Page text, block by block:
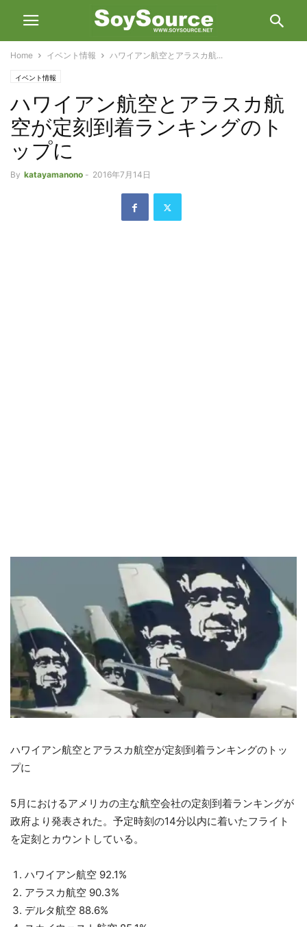
Home イベント情報 ハワイアン航空とアラスカ航...
イベント情報
ハワイアン航空とアラスカ航
空が定刻到着ランキングのト
ップに
By katayamanono - 2016年7月14日
ハワイアン航空とアラスカ航空が定刻到着ランキングのトッ
プに
5月におけるアメリカの主な航空会社の定刻到着ランキングが
政府より発表された。予定時刻の14分以内に着いたフライト
を定刻とカウントしている。
ハワイアン航空 92.1%
アラスカ航空 90.3%
デルタ航空 88.6%